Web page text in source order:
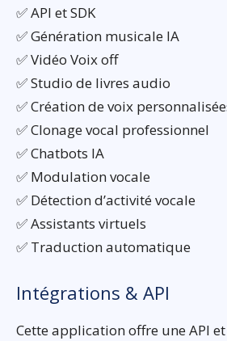
✅ API et SDK
✅ Génération musicale IA
✅ Vidéo Voix off
✅ Studio de livres audio
✅ Création de voix
✅ Clonage vocal professionnel
✅ Chatbots IA
✅ Modulation vocale
✅ Détection d’activité vocale
✅ Assistants virtuels
✅ Traduction automatique
Intégrations & API
Cette application offre une API